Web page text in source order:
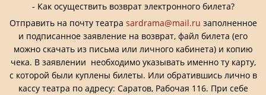
- Как осуществить возврат электронного билета?
Отправить на почту театра sardrama@mail.ru заполненное
и подписанное заявление на возврат, файл билета (его
можно скачать из письма или личного кабинета) и копию
чека. В заявлении необходимо указывать именно ту карту,
с которой были куплены билеты. Или обратившись лично в
кассу театра по адресу: Саратов, Рабочая 116. При себе